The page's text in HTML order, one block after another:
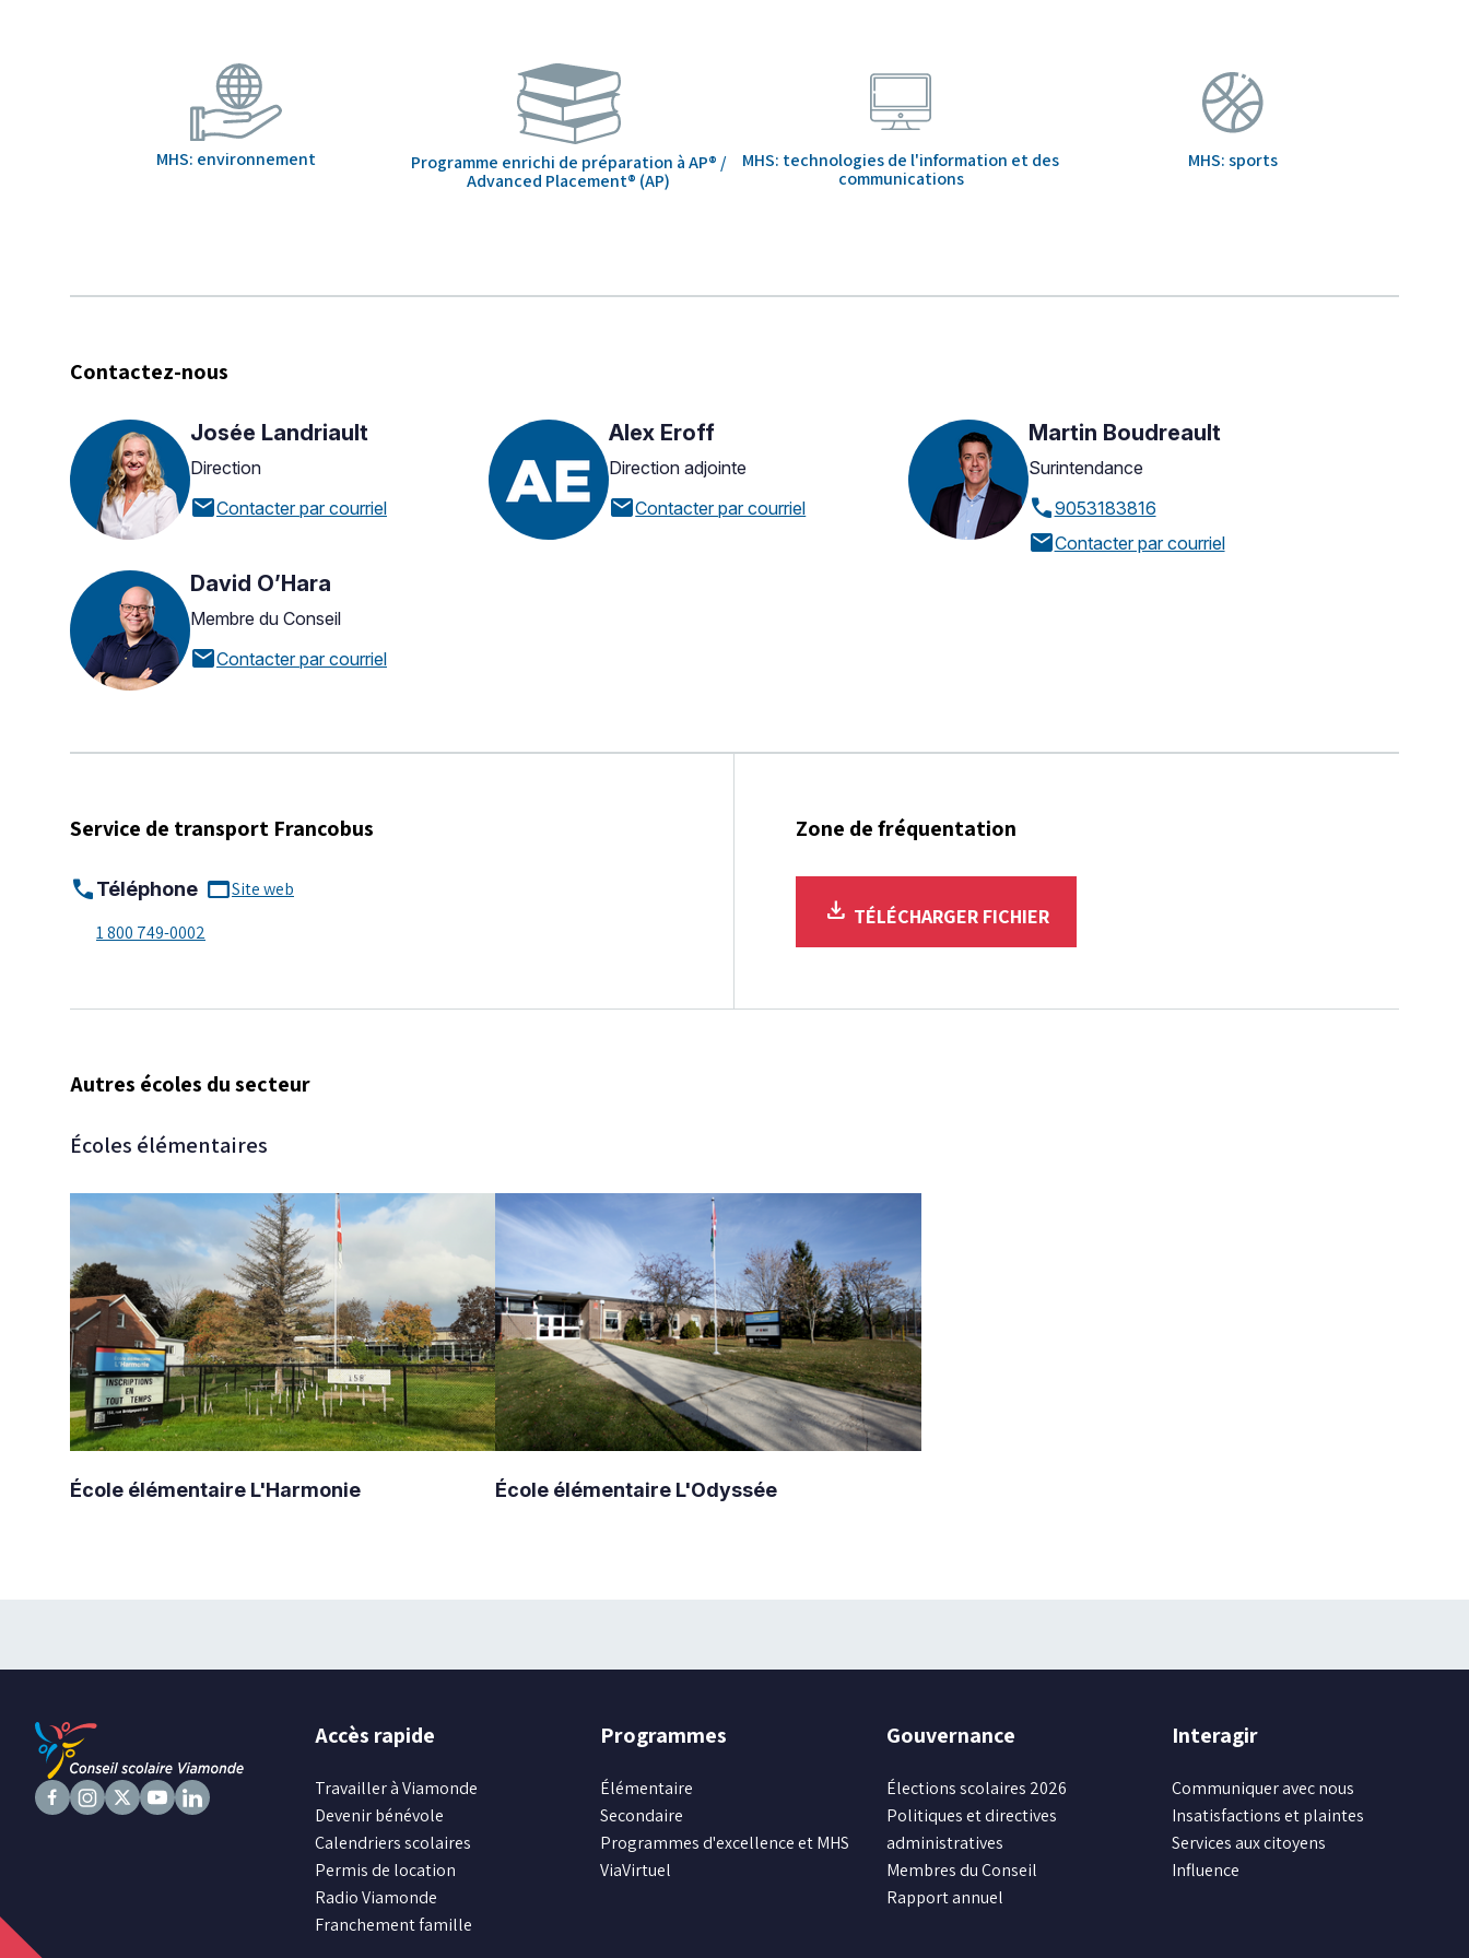
MHS: environnement
Programme enrichi de préparation à AP® /
Advanced Placement® (AP)
MHS: technologies de l'information et des
communications
MHS: sports
Contactez-nous
Josée Landriault
Direction
mailContacter par courriel
Alex Eroff
Direction adjointe
mailContacter par courriel
Martin Boudreault
Surintendance
call9053183816
mailContacter par courriel
David O’Hara
Membre du Conseil
mailContacter par courriel
Service de transport Francobus
callTéléphone
1 800 749-0002
web_assetSite web
Zone de fréquentation
download TÉLÉCHARGER FICHIER
Autres écoles du secteur
Écoles élémentaires
École élémentaire L'Harmonie École élémentaire L'Odyssée
Accès rapide
Travailler à Viamonde
Devenir bénévole
Calendriers scolaires
Permis de location
Radio Viamonde
Franchement famille
Programmes
Élémentaire
Secondaire
Programmes d'excellence et MHS
ViaVirtuel
Gouvernance
Élections scolaires 2026
Politiques et directives
administratives
Membres du Conseil
Rapport annuel
Interagir
Communiquer avec nous
Insatisfactions et plaintes
Services aux citoyens
Influence